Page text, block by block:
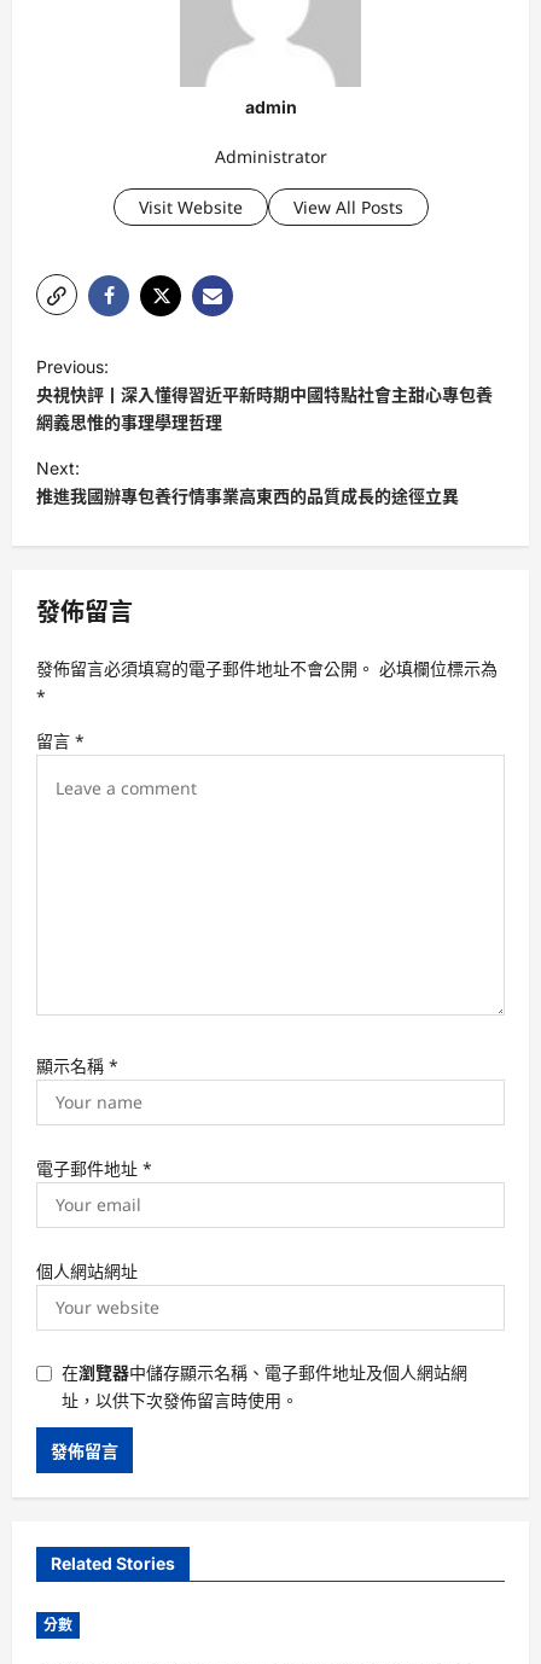
admin
Administrator
Visit Website View All Posts
o
s
t
n
a
i
a
t
i
Previous:
央視快評丨深入懂得習近平新時期中國特點社會主甜心專包養
網義思惟的事理學理哲理
Next:
推進我國辦專包養行情事業高東西的品質成長的途徑立異
發佈留言
發佈留言必須填寫的電子郵件地址不會公開。 必填欄位標示為
*
留言 *
顯示名稱 *
電子郵件地址 *
個人網站網址
在瀏覽器中儲存顯示名稱、電子郵件地址及個人網站網
址，以供下次發佈留言時使用。
Related Stories
分數